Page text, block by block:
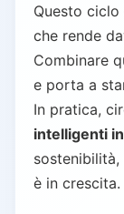
Questo
che rende
Combinare
e porta a
In pratica,
intelligenti
è in crescita.